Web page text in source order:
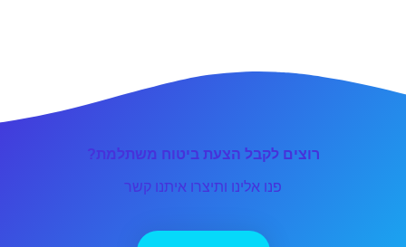
רוצים לקבל הצעת ביטוח משתלמת?
פנו אלינו ותיצרו איתנו קשר